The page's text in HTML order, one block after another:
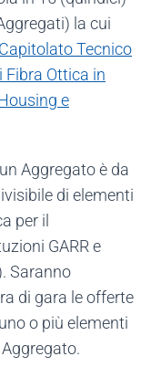
la cui
pdf
Capitolato Tecnico
Fibra Ottica in
e
Aggregato è da
di elementi
per il
GARR e
Saranno
di gara le offerte
o più elementi